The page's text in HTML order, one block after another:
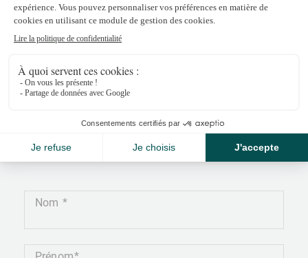
Loïc Jonin
loic.jonin@naefprestige-knightfrank.ch
Nom